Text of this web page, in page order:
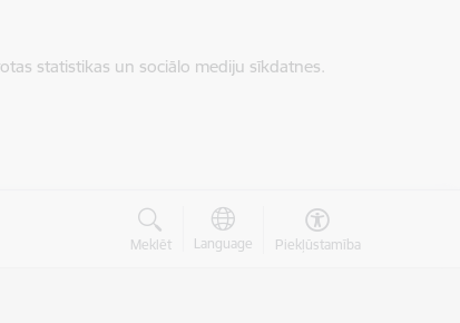
statistikas un sociālo mediju sīkdatnes.
Meklēt Language Piekļūstamība